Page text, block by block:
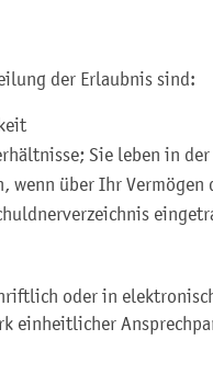
der Erlaubnis sind:
Sie leben in
wenn über Ihr
oder in
einheitlicher